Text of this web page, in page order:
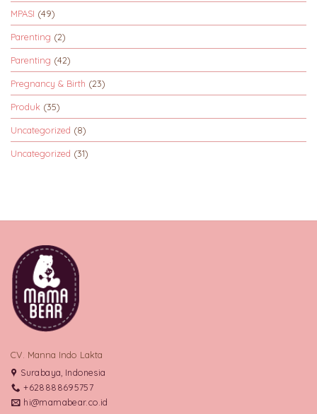
MPASI (49)
Parenting (2)
Parenting (42)
Pregnancy & Birth (23)
Produk (35)
Uncategorized (8)
Uncategorized (31)
CV. Manna Indo Lakta
Surabaya, Indonesia
+628888695757
hi@mamabear.co.id